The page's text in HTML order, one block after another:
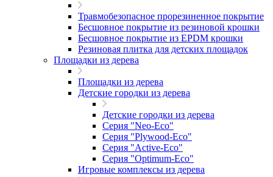
Травмобезопасное прорезиненное покрытие
Бесшовное покрытие из резиновой крошки
Бесшовное покрытие из EPDM крошки
Резиновая плитка для детских площадок
Площадки из дерева
Площадки из дерева
Детские городки из дерева
Детские городки из дерева
Серия "Neo-Eco"
Серия "Plywood-Eco"
Серия "Active-Eco"
Серия "Оptimum-Еco"
Игровые комплексы из дерева